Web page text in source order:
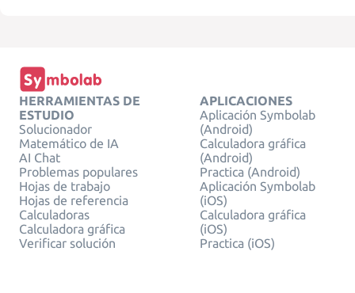
HERRAMIENTAS DE
ESTUDIO
Solucionador
Matemático de IA
AI Chat
Problemas populares
Hojas de trabajo
Hojas de referencia
Calculadoras
Calculadora gráfica
Verificar solución
APLICACIONES
Aplicación Symbolab
(Android)
Calculadora gráfica
(Android)
Practica (Android)
Aplicación Symbolab
(iOS)
Calculadora gráfica
(iOS)
Practica (iOS)